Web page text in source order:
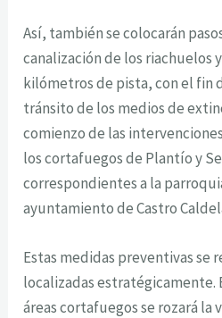
Así, también se colocarán
canalización de los riachuelos
kilómetros de pista, con el fin
tránsito de los medios de
comienzo de las
los cortafuegos de Plantío y
correspondientes a la
ayuntamiento de Castro
Estas medidas preventivas se
localizadas estratégicamente.
áreas cortafuegos se rozará